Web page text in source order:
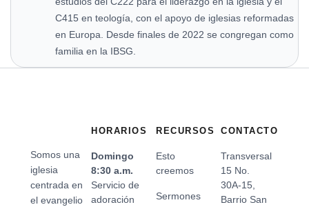
C415 en teología, con el apoyo de iglesias reformadas
en Europa. Desde finales de 2022 se congregan como
familia en la IBSG.
Somos una
iglesia
centrada en
el evangelio
HORARIOS
Domingo
8:30 a.m.
Servicio de
adoración
RECURSOS
Esto
creemos
Sermones
CONTACTO
Transversal
15 No.
30A-15,
Barrio San